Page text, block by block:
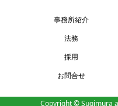
事務所紹介
法務
採用
お問合せ
Copyright © Sugimura